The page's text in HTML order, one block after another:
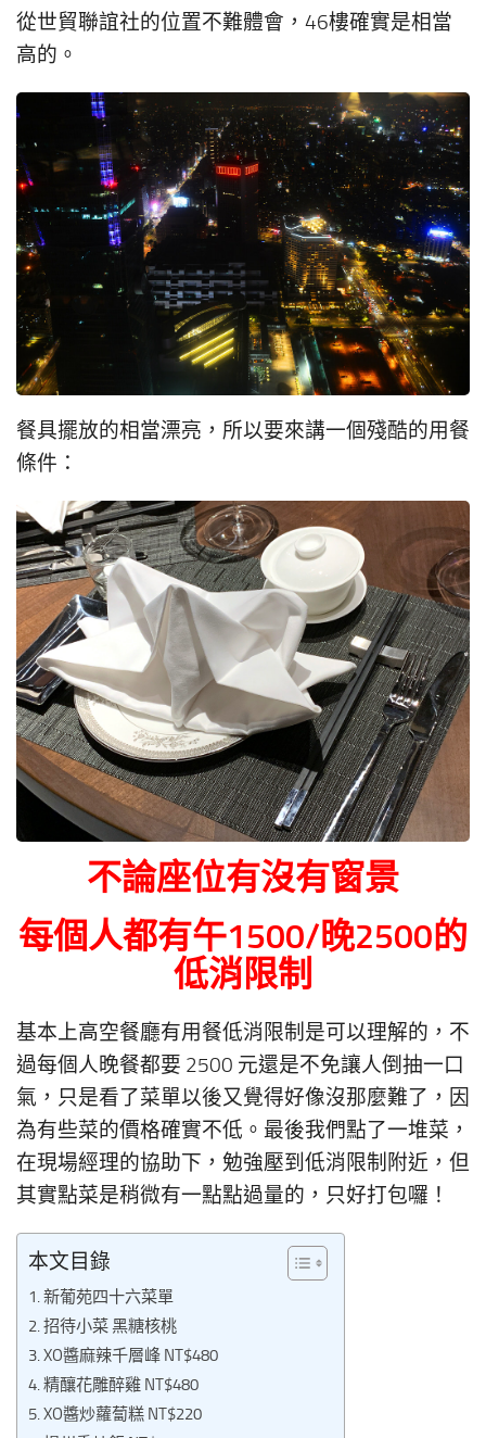
從世貿聯誼社的位置不難體會，46樓確實是相當
高的。
餐具擺放的相當漂亮，所以要來講一個殘酷的用餐
條件：
不論座位有沒有窗景
每個人都有午1500/晚2500的
低消限制
基本上高空餐廳有用餐低消限制是可以理解的，不
過每個人晚餐都要 2500 元還是不免讓人倒抽一口
氣，只是看了菜單以後又覺得好像沒那麼難了，因
為有些菜的價格確實不低。最後我們點了一堆菜，
在現場經理的協助下，勉強壓到低消限制附近，但
其實點菜是稍微有一點點過量的，只好打包囉！
本文目錄
新葡苑四十六菜單
招待小菜 黑糖核桃
XO醬麻辣千層峰 NT$480
精釀花雕醉雞 NT$480
XO醬炒蘿蔔糕 NT$220